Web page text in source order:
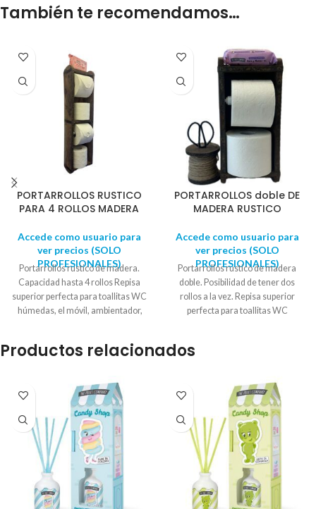
También te recomendamos…
PORTARROLLOS RUSTICO
PARA 4 ROLLOS MADERA
Accede como usuario para
ver precios (SOLO
PROFESIONALES)
Portarrollos rustico de madera.
Capacidad hasta 4 rollos Repisa
superior perfecta para toallitas WC
húmedas, el móvil, ambientador,
Ancho: 15 cm. Sencillo muelle para
PORTARROLLOS doble DE
MADERA RUSTICO
Accede como usuario para
ver precios (SOLO
PROFESIONALES)
Portarrollos rustico de madera
doble. Posibilidad de tener dos
rollos a la vez. Repisa superior
perfecta para toallitas WC
Alto total : 31.50 cm. fondo: 9.30
muelle para el cambio de rollo.
Productos relacionados